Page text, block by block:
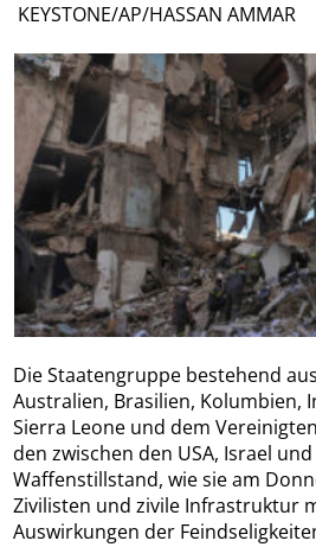
KEYSTONE/AP/HASSAN AMMAR
Die Staatengruppe bestehend
Australien, Brasilien, Kolumbien,
Sierra Leone und dem
den zwischen den USA, Israel
Waffenstillstand, wie sie am
Zivilisten und zivile Infrastruktur
Auswirkungen der